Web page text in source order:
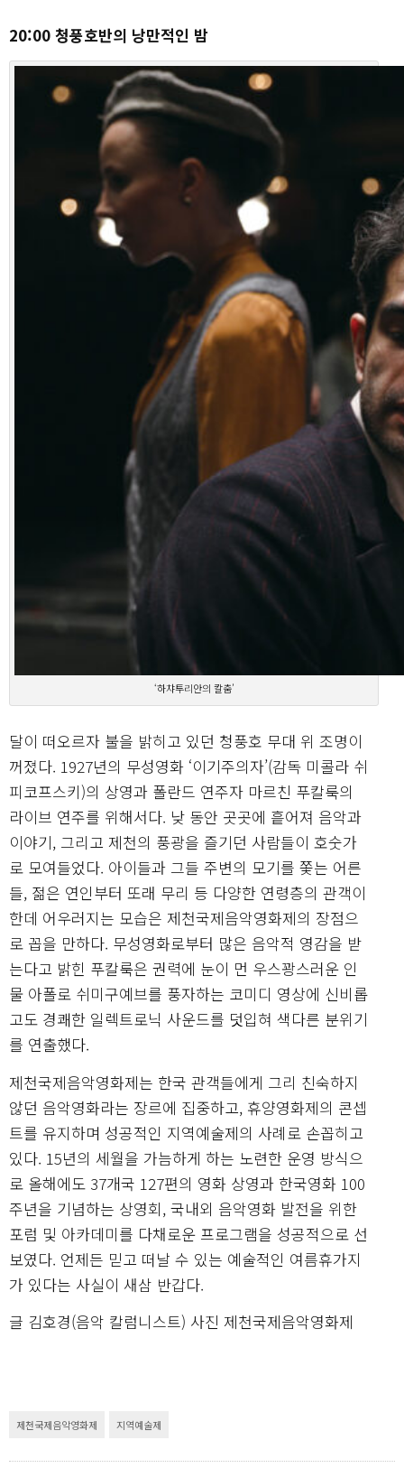
20:00 청풍호반의 낭만적인 밤
‘하챠투리안의 칼춤’
달이 떠오르자 불을 밝히고 있던 청풍호 무대 위 조명이
꺼졌다. 1927년의 무성영화 ‘이기주의자’(감독 미콜라 쉬
피코프스키)의 상영과 폴란드 연주자 마르친 푸칼룩의
라이브 연주를 위해서다. 낮 동안 곳곳에 흩어져 음악과
이야기, 그리고 제천의 풍광을 즐기던 사람들이 호숫가
로 모여들었다. 아이들과 그들 주변의 모기를 쫓는 어른
들, 젊은 연인부터 또래 무리 등 다양한 연령층의 관객이
한데 어우러지는 모습은 제천국제음악영화제의 장점으
로 꼽을 만하다. 무성영화로부터 많은 음악적 영감을 받
는다고 밝힌 푸칼룩은 권력에 눈이 먼 우스꽝스러운 인
물 아폴로 쉬미구예브를 풍자하는 코미디 영상에 신비롭
고도 경쾌한 일렉트로닉 사운드를 덧입혀 색다른 분위기
를 연출했다.
제천국제음악영화제는 한국 관객들에게 그리 친숙하지
않던 음악영화라는 장르에 집중하고, 휴양영화제의 콘셉
트를 유지하며 성공적인 지역예술제의 사례로 손꼽히고
있다. 15년의 세월을 가늠하게 하는 노련한 운영 방식으
로 올해에도 37개국 127편의 영화 상영과 한국영화 100
주년을 기념하는 상영회, 국내외 음악영화 발전을 위한
포럼 및 아카데미를 다채로운 프로그램을 성공적으로 선
보였다. 언제든 믿고 떠날 수 있는 예술적인 여름휴가지
가 있다는 사실이 새삼 반갑다.
글 김호경(음악 칼럼니스트) 사진 제천국제음악영화제
제천국제음악영화제 지역예술제